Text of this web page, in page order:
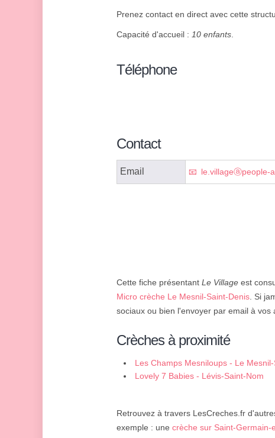
Prenez contact en direct avec cette
Capacité d'accueil : 10 enfants.
Téléphone
Contact
Email le.villageⓐpeople-
Cette fiche présentant Le Village est
Micro crèche Le Mesnil-Saint-Denis. Si
sociaux ou bien l'envoyer par email à vos
Crèches à proximité
Les Champs Mesniloups - Le
Lovely 7 Babies - Lévis-Saint-Nom
Retrouvez à travers LesCreches.fr
exemple : une crèche sur Saint-Germain-